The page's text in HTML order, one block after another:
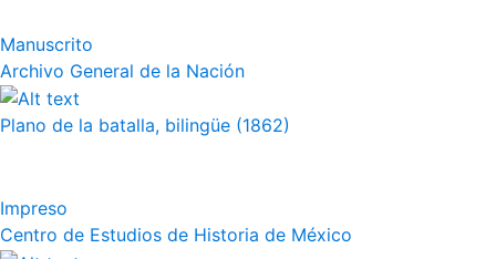
Manuscrito
Archivo General de la Nación
Plano de la batalla, bilingüe (1862)
Impreso
Centro de Estudios de Historia de México